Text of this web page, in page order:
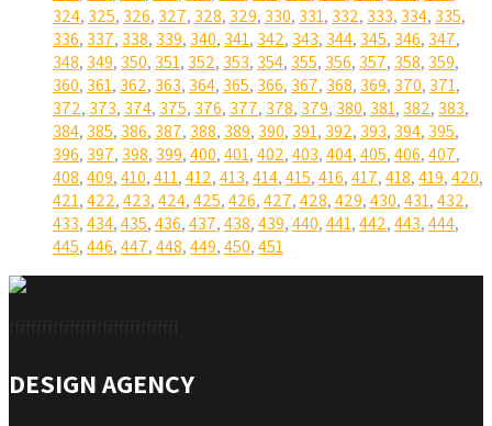
324, 325, 326, 327, 328, 329, 330, 331, 332, 333, 334, 335,
336, 337, 338, 339, 340, 341, 342, 343, 344, 345, 346, 347,
348, 349, 350, 351, 352, 353, 354, 355, 356, 357, 358, 359,
360, 361, 362, 363, 364, 365, 366, 367, 368, 369, 370, 371,
372, 373, 374, 375, 376, 377, 378, 379, 380, 381, 382, 383,
384, 385, 386, 387, 388, 389, 390, 391, 392, 393, 394, 395,
396, 397, 398, 399,400,401,402,403,404,405,406,407,
408,409,410,411,412,413,414,415,416,417,418,419,420,
421,422,423,424,425,426,427,428,429,430,431,432,
433,434,435,436,437,438,439,440,441,442,443,444,
445,446,447,448,449,450,451
DESIGN AGENCY